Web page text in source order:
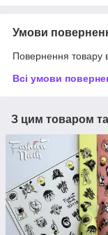
Умови
Повернення товару
Всі умови
З цим товаром